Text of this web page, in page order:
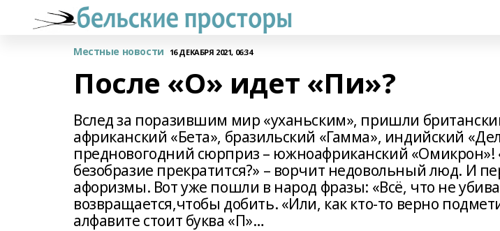
Местные новости 16 ДЕКАБРЯ 2021, 06:34
После «О» идет «Пи»?
Вслед за поразившим мир «уханьским», пришли
африканский «Бета», бразильский «Гамма», индийский
предновогодний сюрприз – южноафриканский «Омикрон»!
безобразие прекратится?» – ворчит недовольный люд. И
афоризмы. Вот уже пошли в народ фразы: «Всё, что не
возвращается,чтобы добить. «Или, как кто-то верно
алфавите стоит буква «П»…